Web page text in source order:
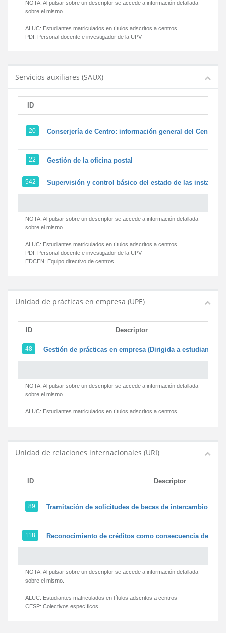
NOTA: Al pulsar sobre un descriptor se accede a información detallada
sobre el mismo.
ALUC: Estudiantes matriculados en títulos adscritos a centros
PDI: Personal docente e investigador de la UPV
Servicios auxiliares (SAUX)
ID
20 Conserjería de Centro: información general del Centro y
22 Gestión de la oficina postal
542 Supervisión y control básico del estado de las
NOTA: Al pulsar sobre un descriptor se accede a información detallada
sobre el mismo.
ALUC: Estudiantes matriculados en títulos adscritos a centros
PDI: Personal docente e investigador de la UPV
EDCEN: Equipo directivo de centros
Unidad de prácticas en empresa (UPE)
ID Descriptor
48 Gestión de prácticas en empresa (Dirigida a estudiantes)
NOTA: Al pulsar sobre un descriptor se accede a información detallada
sobre el mismo.
ALUC: Estudiantes matriculados en títulos adscritos a centros
Unidad de relaciones internacionales (URI)
ID Descriptor
89 Tramitación de solicitudes de becas de intercambio
118 Reconocimiento de créditos como consecuencia de un
NOTA: Al pulsar sobre un descriptor se accede a información detallada
sobre el mismo.
ALUC: Estudiantes matriculados en títulos adscritos a centros
CESP: Colectivos específicos